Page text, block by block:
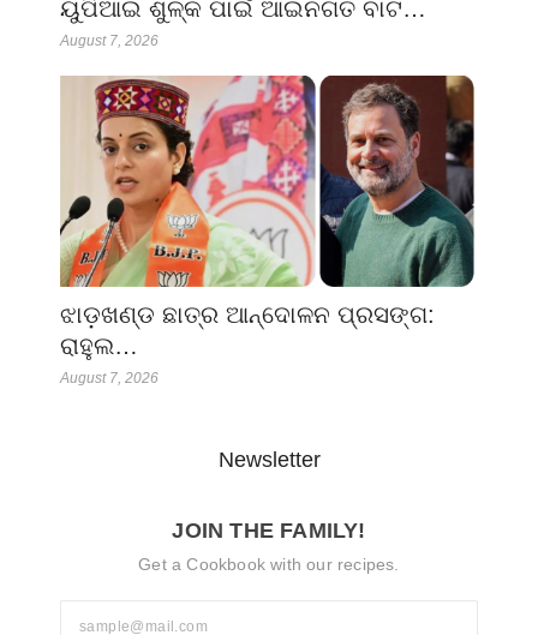
ୟୁପିଆଇ ଶୁଳ୍କ ପାଇଁ ଆଇନଗତ ବାଟ…
August 7, 2026
ଝାଡ଼ଖଣ୍ଡ ଛାତ୍ର ଆନ୍ଦୋଳନ ପ୍ରସଙ୍ଗ:
ରାହୁଲ…
August 7, 2026
Newsletter
JOIN THE FAMILY!
Get a Cookbook with our recipes.